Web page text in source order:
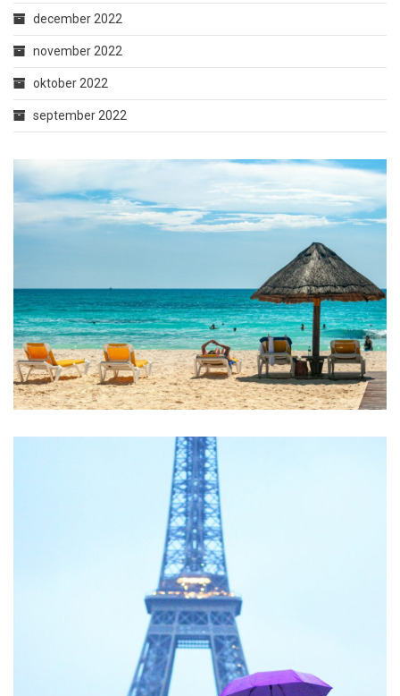
december 2022
november 2022
oktober 2022
september 2022